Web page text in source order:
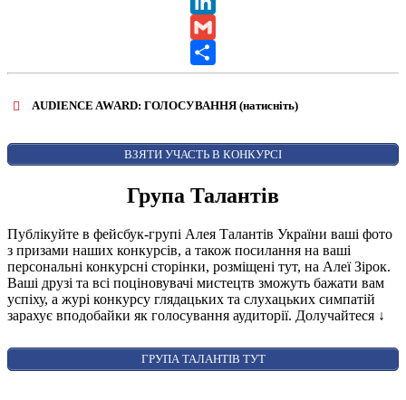
LinkedIn
Gmail
Share
AUDIENCE AWARD: ГОЛОСУВАННЯ (натисніть)
AUDIENCE AWARD
ВЗЯТИ УЧАСТЬ В КОНКУРСІ
Група Талантів
Публікуйте в фейсбук-групі Алея Талантів України ваші фото
з призами наших конкурсів, а також посилання на ваші
персональні конкурсні сторінки, розміщені тут, на Алеї Зірок.
Ваші друзі та всі поціновувачі мистецтв зможуть бажати вам
успіху, а журі конкурсу глядацьких та слухацьких симпатій
зарахує вподобайки як голосування аудиторії. Долучайтеся ↓
ГРУПА ТАЛАНТІВ ТУТ